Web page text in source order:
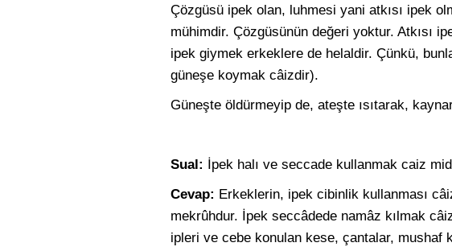
Çözgüsü ipek olan, luhmesi yani atkısı ipek
mühimdir. Çözgüsünün değeri yoktur. Atkısı
ipek giymek erkeklere de helaldir. Çünkü,
güneşe koymak câizdir).
Güneşte öldürmeyip de, ateşte ısıtarak,
Sual: İpek halı ve seccade kullanmak caiz
Cevap: Erkeklerin, ipek cibinlik kullanması
mekrûhdur. İpek seccâdede namâz kılmak
ipleri ve cebe konulan kese, çantalar, mushaf